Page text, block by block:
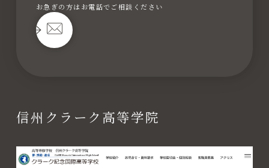
お急ぎの方はお電話でご相談ください
信州クラーク高等学院